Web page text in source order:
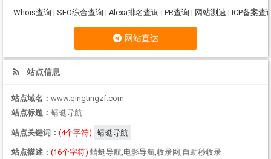
Whois查询 | SEO综合查询 | Alexa排名查询 | PR查询 | 网站测速 | ICP备案查
网站直达
站点信息
站点域名： www.qingtingzf.com
站点标题： 蜻蜓导航
站点关键词： (4个字符) 蜻蜓导航
站点描述： (16个字符) 蜻蜓导航,电影导航,收录网,自助秒收录